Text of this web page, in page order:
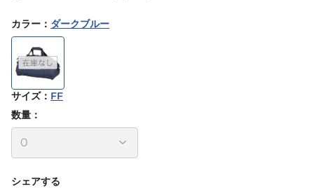
カラー ： ダークブルー
サイズ： FF
数量：
シェアする